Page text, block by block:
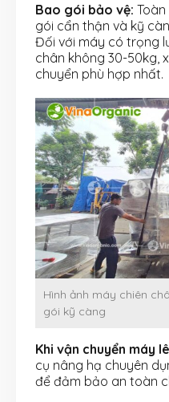
Bao gói bảo vệ:
gói cẩn thận và kỹ
Đối với máy có trọng
chân không 30-50kg,
chuyển phù hợp nhất.
Hình ảnh máy chiên
gói kỹ càng
Khi vận chuyển máy
cụ nâng hạ chuyên
để đảm bảo an toàn